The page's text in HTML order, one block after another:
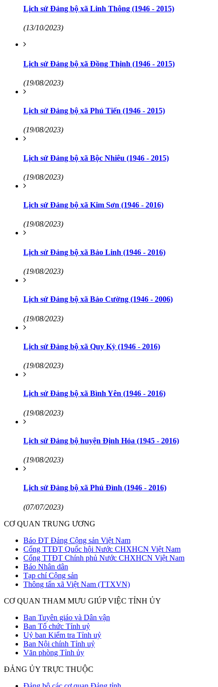
Lịch sử Đảng bộ xã Linh Thông (1946 - 2015)
(13/10/2023)
Lịch sử Đảng bộ xã Đồng Thịnh (1946 - 2015)
(19/08/2023)
Lịch sử Đảng bộ xã Phú Tiến (1946 - 2015)
(19/08/2023)
Lịch sử Đảng bộ xã Bộc Nhiêu (1946 - 2015)
(19/08/2023)
Lịch sử Đảng bộ xã Kim Sơn (1946 - 2016)
(19/08/2023)
Lịch sử Đảng bộ xã Bảo Linh (1946 - 2016)
(19/08/2023)
Lịch sử Đảng bộ xã Bảo Cường (1946 - 2006)
(19/08/2023)
Lịch sử Đảng bộ xã Quy Kỳ (1946 - 2016)
(19/08/2023)
Lịch sử Đảng bộ xã Bình Yên (1946 - 2016)
(19/08/2023)
Lịch sử Đảng bộ huyện Định Hóa (1945 - 2016)
(19/08/2023)
Lịch sử Đảng bộ xã Phú Đình (1946 - 2016)
(07/07/2023)
CƠ QUAN TRUNG ƯƠNG
Báo ĐT Đảng Cộng sản Việt Nam
Cổng TTĐT Quốc hội Nước CHXHCN Việt Nam
Cổng TTĐT Chính phủ Nước CHXHCN Việt Nam
Báo Nhân dân
Tạp chí Cộng sản
Thông tấn xã Việt Nam (TTXVN)
CƠ QUAN THAM MƯU GIÚP VIỆC TỈNH ỦY
Ban Tuyên giáo và Dân vận
Ban Tổ chức Tỉnh uỷ
Uỷ ban Kiểm tra Tỉnh uỷ
Ban Nội chính Tỉnh uỷ
Văn phòng Tỉnh ủy
ĐẢNG ỦY TRỰC THUỘC